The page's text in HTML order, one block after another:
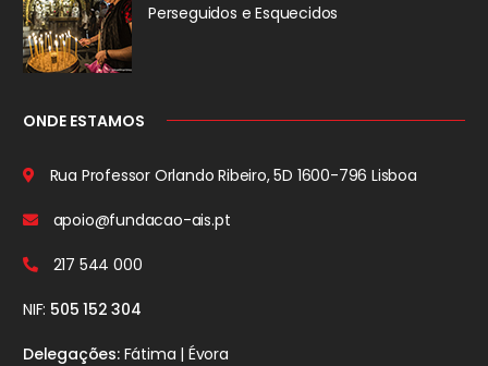
Perseguidos e Esquecidos
ONDE ESTAMOS
Rua Professor Orlando Ribeiro, 5D 1600-796 Lisboa
apoio@fundacao-ais.pt
217 544 000
NIF: 505 152 304
Delegações:Fátima | Évora